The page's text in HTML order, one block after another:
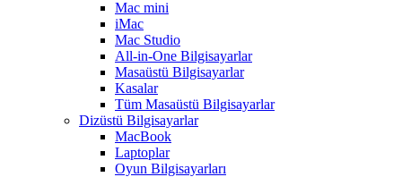
Mac mini
iMac
Mac Studio
All-in-One Bilgisayarlar
Masaüstü Bilgisayarlar
Kasalar
Tüm Masaüstü Bilgisayarlar
Dizüstü Bilgisayarlar
MacBook
Laptoplar
Oyun Bilgisayarları